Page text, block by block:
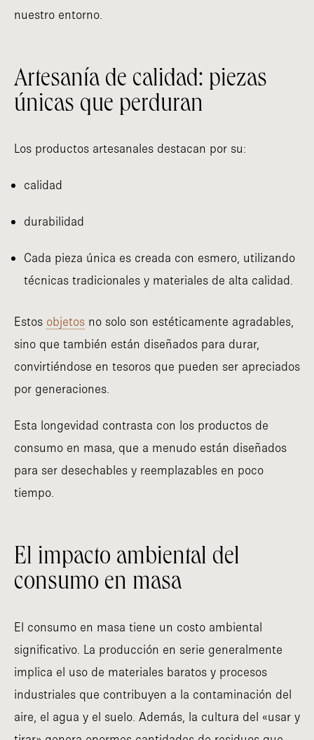
nuestro entorno.
Artesanía de calidad: piezas
únicas que perduran
Los productos artesanales destacan por su:
calidad
durabilidad
Cada pieza única es creada con esmero, utilizando
técnicas tradicionales y materiales de alta calidad.
Estos objetos no solo son estéticamente agradables,
sino que también están diseñados para durar,
convirtiéndose en tesoros que pueden ser apreciados
por generaciones.
Esta longevidad contrasta con los productos de
consumo en masa, que a menudo están diseñados
para ser desechables y reemplazables en poco
tiempo.
El impacto ambiental del
consumo en masa
El consumo en masa tiene un costo ambiental
significativo. La producción en serie generalmente
implica el uso de materiales baratos y procesos
industriales que contribuyen a la contaminación del
aire, el agua y el suelo. Además, la cultura del «usar y